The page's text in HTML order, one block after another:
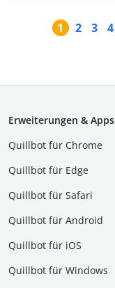
1 2 3 4
Erweiterungen & Apps
Quillbot für Chrome
Quillbot für Edge
Quillbot für Safari
Quillbot für Android
Quillbot für iOS
Quillbot für Windows